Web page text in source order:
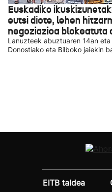
Euskadiko
eutsi diote, lehen
negoziazioa blokeatuta
Lanuzteek abuztuaren 14an
Donostiako eta Bilboko jaiekin
EITB taldea